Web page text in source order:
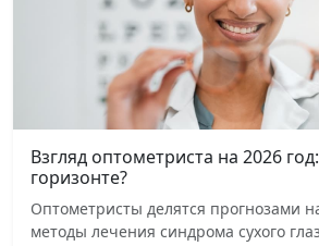
Взгляд оптометриста на 2026
горизонте?
Оптометристы делятся прогнозами
методы лечения синдрома сухого